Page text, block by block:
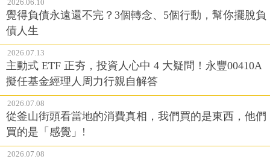
2026.06.10
覺得負債永遠還不完？3個轉念、5個行動，幫你擺脫負
債人生
2026.07.13
主動式 ETF 正夯，投資人心中 4 大疑問！永豐00410A
擬任基金經理人周力行親自解答
2026.07.08
從釜山街頭看當地的消費真相，我們買的是東西，他們
買的是「感覺」!
2026.07.08